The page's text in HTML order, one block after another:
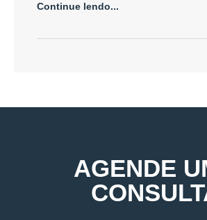
Continue lendo...
AGENDE